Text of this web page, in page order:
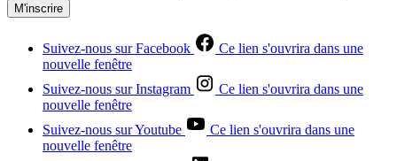
M'inscrire
Suivez-nous sur Facebook
Ce lien s'ouvrira dans une
nouvelle fenêtre
Suivez-nous sur Instagram
Ce lien s'ouvrira dans une
nouvelle fenêtre
Suivez-nous sur Youtube
Ce lien s'ouvrira dans une
nouvelle fenêtre